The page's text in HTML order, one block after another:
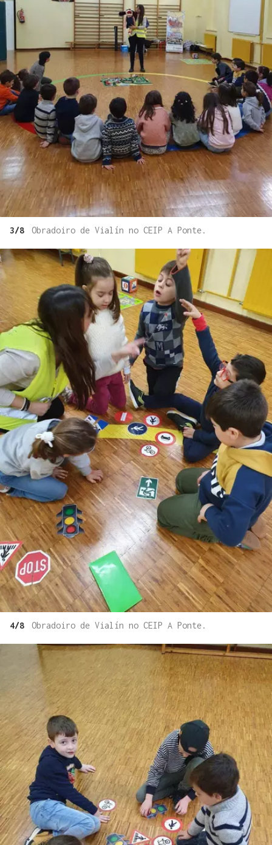
3/8 Obradoiro de Vialín no CEIP A Ponte.
4/8 Obradoiro de Vialín no CEIP A Ponte.